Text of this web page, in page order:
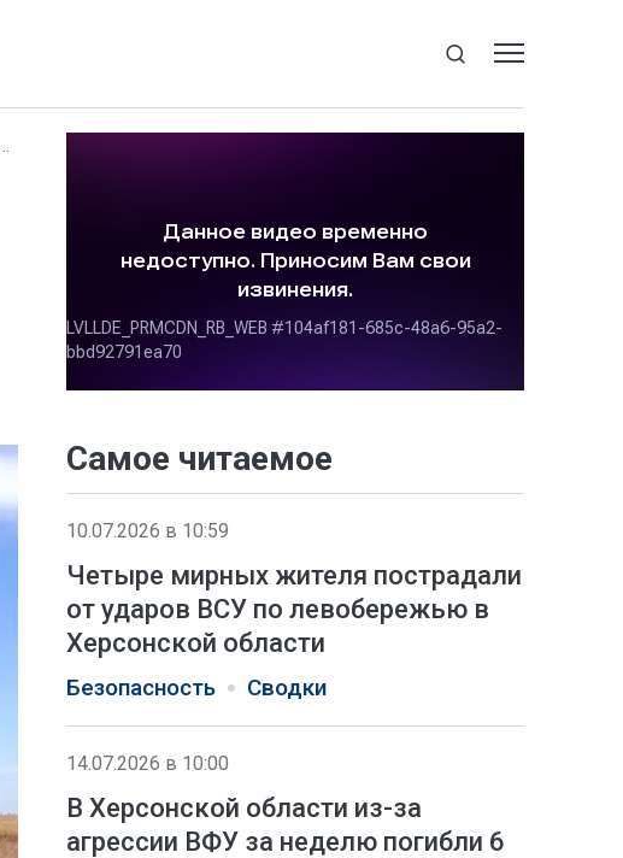
Самое читаемое
10.07.2026 в 10:59
Четыре мирных жителя пострадали
от ударов ВСУ по левобережью в
Херсонской области
Безопасность Сводки
14.07.2026 в 10:00
В Херсонской области из-за
агрессии ВФУ за неделю погибли 6